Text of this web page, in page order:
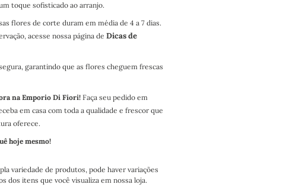
toque sofisticado ao arranjo.
flores de corte duram em média de 4 a 7 dias.
acesse nossa página de Dicas de
garantindo que as flores cheguem frescas
na Emporio Di Fiori! Faça seu pedido em
em casa com toda a qualidade e frescor que
oferece.
hoje mesmo!
variedade de produtos, pode haver variações
dos itens que você visualiza em nossa loja.